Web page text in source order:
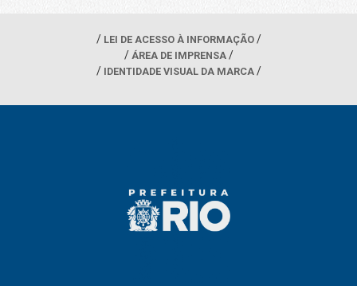
LEI DE ACESSO À INFORMAÇÃO
ÁREA DE IMPRENSA
IDENTIDADE VISUAL DA MARCA